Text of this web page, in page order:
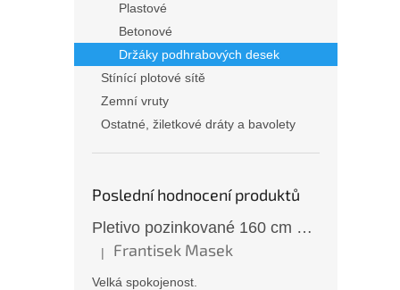
l
Plastové
Betonové
Držáky podhrabových desek
Stínící plotové sítě
Zemní vruty
Ostatné, žiletkové dráty a bavolety
Poslední hodnocení produktů
Pletivo pozinkované 160 cm 50×50/2,5 mm bez zapleteného drátu
Hodnocení produktu je 5 z 5 hvězdiček.
| Frantisek Masek
Velká spokojenost.